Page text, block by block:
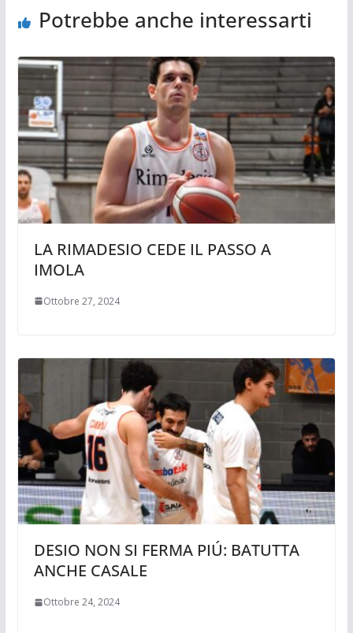
Potrebbe anche interessarti
LA RIMADESIO CEDE IL PASSO A
IMOLA
Ottobre 27, 2024
DESIO NON SI FERMA PIÚ: BATUTTA
ANCHE CASALE
Ottobre 24, 2024